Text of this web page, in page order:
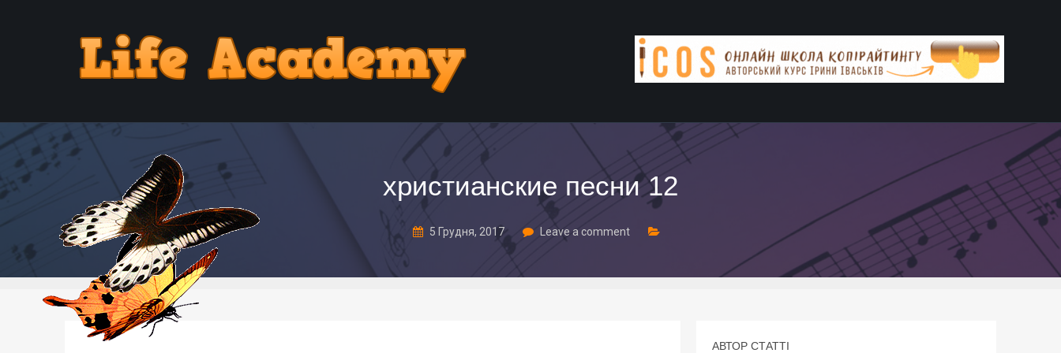
христианские песни 12
5 Грудня, 2017 Leave a comment
АВТОР СТАТТІ